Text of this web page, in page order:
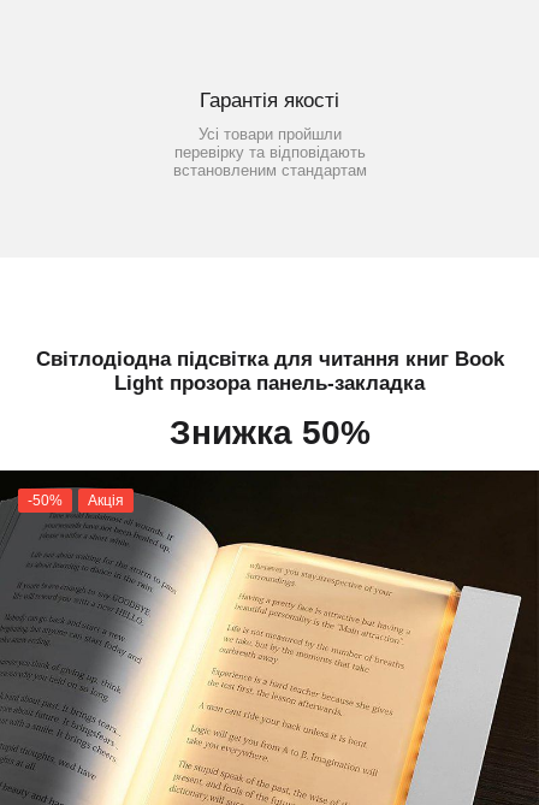
Гарантія якості
Усі товари пройшли
перевірку та відповідають
встановленим стандартам
Світлодіодна підсвітка для читання книг Book
Light прозора панель-закладка
Знижка 50%
-50% Акція